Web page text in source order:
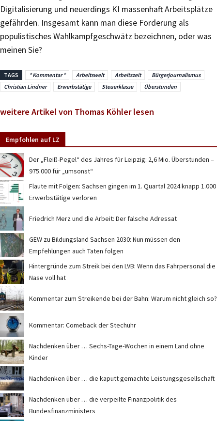
Digitalisierung und neuerdings KI massenhaft Arbeitsplätze
gefährden. Insgesamt kann man diese Forderung als
populistisches Wahlkampfgeschwätz bezeichnen, oder was
meinen Sie?
TAGS * Kommentar * Arbeitswelt Arbeitszeit
Bürgerjournalismus
Christian Lindner
Erwerbstätige Steuerklasse Überstunden
weitere Artikel von Thomas Köhler lesen
Empfohlen auf LZ
Der „Fleiß-Pegel“ des Jahres für Leipzig: 2,6 Mio. Überstunden –
975.000 für „umsonst“
Flaute mit Folgen: Sachsen gingen im 1. Quartal 2024 knapp 1.000
Erwerbstätige verloren
Friedrich Merz und die Arbeit: Der falsche Adressat
GEW zu Bildungsland Sachsen 2030: Nun müssen den
Empfehlungen auch Taten folgen
Hintergründe zum Streik bei den LVB: Wenn das Fahrpersonal die
Nase voll hat
Kommentar zum Streikende bei der Bahn: Warum nicht gleich so?
Kommentar: Comeback der Stechuhr
Nachdenken über … Sechs-Tage-Wochen in einem Land ohne
Kinder
Nachdenken über … die kaputt gemachte Leistungsgesellschaft
Nachdenken über … die verpeilte Finanzpolitik des
Bundesfinanzministers